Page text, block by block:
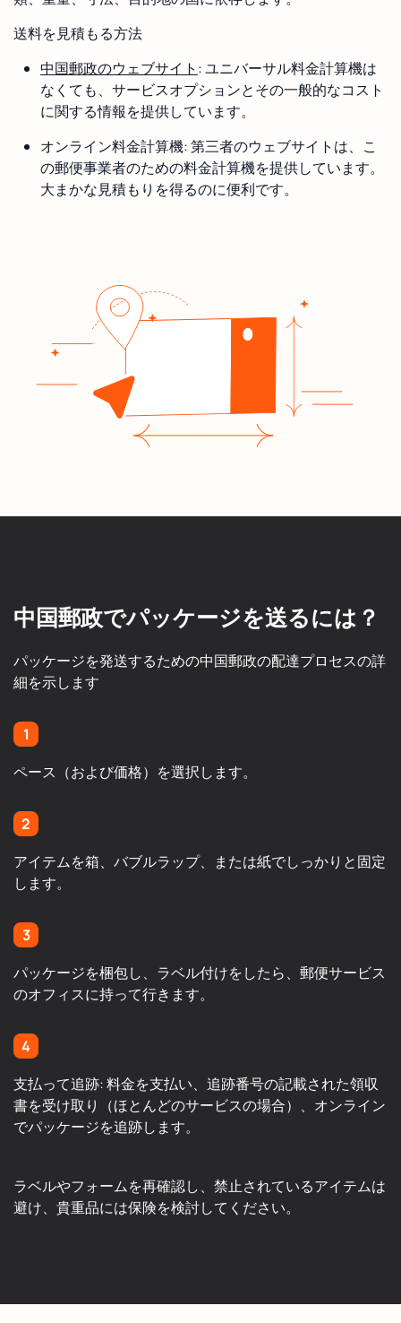
送料を見積もる方法
中国郵政のウェブサイト : ユニバーサル料金計算機は
なくても、サービスオプションとその一般的なコスト
に関する情報を提供しています。
オンライン料金計算機: 第三者のウェブサイトは、こ
の郵便事業者のための料金計算機を提供しています。
大まかな見積もりを得るのに便利です。
中国郵政でパッケージを送るには？
パッケージを発送するための中国郵政の配達プロセスの詳
細を示します
1
ペース（および価格）を選択します。
2
アイテムを箱、バブルラップ、または紙でしっかりと固定
します。
3
パッケージを梱包し、ラベル付けをしたら、郵便サービス
のオフィスに持って行きます。
4
支払って追跡: 料金を支払い、追跡番号の記載された領収
書を受け取り（ほとんどのサービスの場合）、オンライン
でパッケージを追跡します。
ラベルやフォームを再確認し、禁止されているアイテムは
避け、貴重品には保険を検討してください。